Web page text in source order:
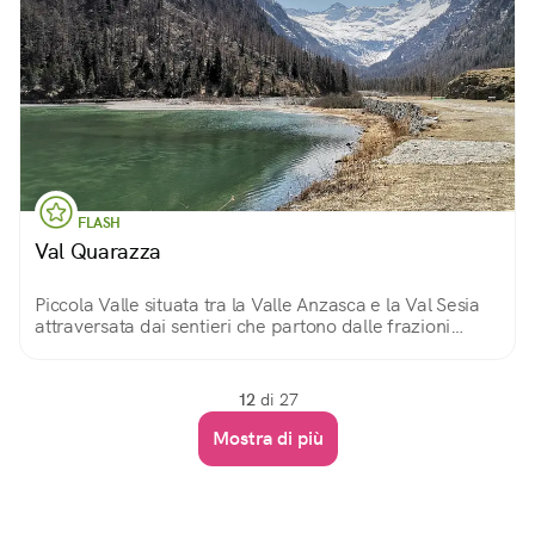
FLASH
Val Quarazza
Piccola Valle situata tra la Valle Anzasca e la Val Sesia
attraversata dai sentieri che partono dalle frazioni
12 di 27
Mostra di più